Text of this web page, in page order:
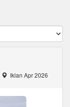
Iklan Apr 2026